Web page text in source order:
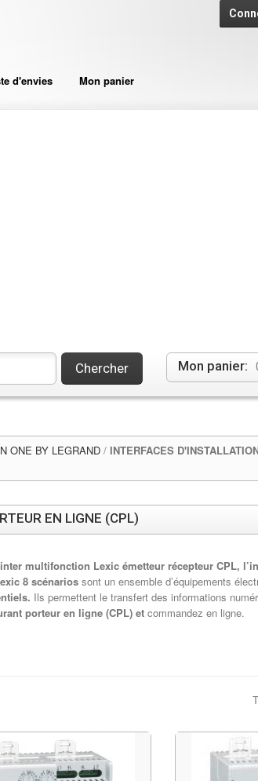
d'envies Mon panier
Mon panier:
Chercher
ONE BY LEGRAND / INTERFACES
EN LIGNE (CPL)
multifonction Lexic émetteur récepteur CPL,
8 scénarios sont un ensemble d’équipements
Ils permettent le transfert des informations
porteur en ligne (CPL) et commandez en ligne.